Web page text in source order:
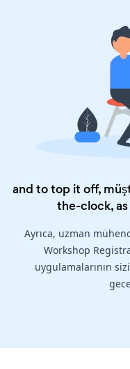
and to top it off,
the-clock,
Ayrıca, uzman
Workshop
uygulamalarının